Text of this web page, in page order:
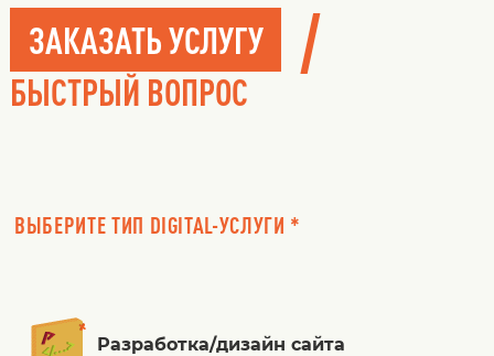
ЗАКАЗАТЬ УСЛУГУ /
БЫСТРЫЙ ВОПРОС
ВЫБЕРИТЕ ТИП DIGITAL-УСЛУГИ *
Разработка/дизайн сайта